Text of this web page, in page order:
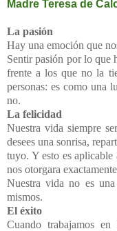
Madre Teresa de
La pasión
Hay una emoción que
Sentir pasión por lo que
frente a los que no la
personas: es como una
no.
La felicidad
Nuestra vida siempre
desees una sonrisa,
tuyo. Y esto es aplicable
nos otorgara
Nuestra vida no es
mismos.
El éxito
Cuando trabajamos